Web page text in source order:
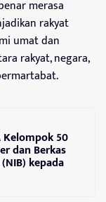
merasa
rakyat
umat dan
rakyat, negara,
Kelompok 50
dan Berkas
kepada